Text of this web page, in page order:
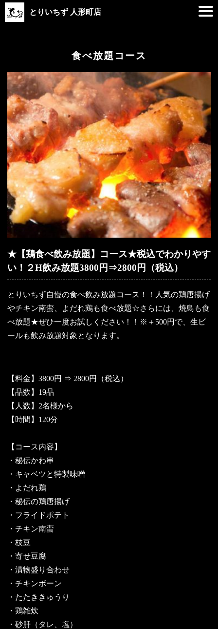
とりいちず 人形町店
食べ放題コース
★【鶏食べ飲み放題】コース★税込でわかりやす
い！２H飲み放題3800円⇒2800円（税込）
とりいちず自慢の食べ飲み放題コース！！人気の鶏唐揚げ
やチキン南蛮、よだれ鶏も食べ放題☆さらには、焼鳥も食
べ放題★ぜひ一度お試しください！！※＋500円で、生ビ
ールも飲み放題対象となります。
【料金】3800円 ⇒ 2800円（税込）
【品数】19品
【人数】2名様から
【時間】120分
【コース内容】
・秘伝かわ串
・キャベツと特製味噌
・よだれ鶏
・秘伝の鶏唐揚げ
・フライドポテト
・チキン南蛮
・枝豆
・寄せ豆腐
・漬物盛り合わせ
・チキンボーン
・たたききゅうり
・鶏雑炊
・砂肝（タレ、塩）